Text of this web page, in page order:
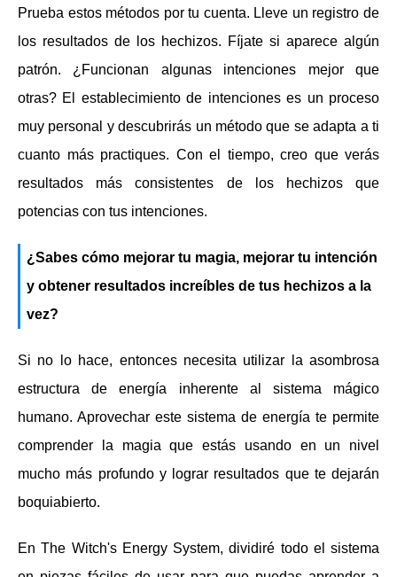
Prueba estos métodos por tu cuenta. Lleve un registro de
los resultados de los hechizos. Fíjate si aparece algún
patrón. ¿Funcionan algunas intenciones mejor que
otras? El establecimiento de intenciones es un proceso
muy personal y descubrirás un método que se adapta a ti
cuanto más practiques. Con el tiempo, creo que verás
resultados más consistentes de los hechizos que
potencias con tus intenciones.
¿Sabes cómo mejorar tu magia, mejorar tu intención
y obtener resultados increíbles de tus hechizos a la
vez?
Si no lo hace, entonces necesita utilizar la asombrosa
estructura de energía inherente al sistema mágico
humano. Aprovechar este sistema de energía te permite
comprender la magia que estás usando en un nivel
mucho más profundo y lograr resultados que te dejarán
boquiabierto.
En The Witch's Energy System, dividiré todo el sistema